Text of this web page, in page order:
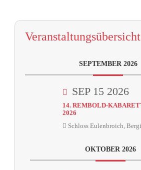
Veranstaltungsübersicht
SEPTEMBER 2026
SEP 15 2026
14. REMBOLD-
2026
Schloss Eulenbroich,
OKTOBER 2026